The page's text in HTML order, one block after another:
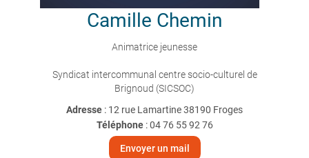
Camille Chemin
Animatrice jeunesse
Syndicat intercommunal centre socio-culturel de
Brignoud (SICSOC)
Adresse : 12 rue Lamartine 38190 Froges
Téléphone:04 76 55 92 76
Envoyer un mail